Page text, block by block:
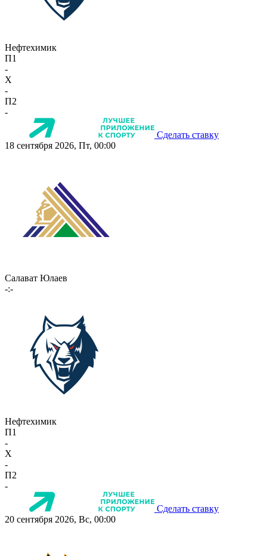
Нефтехимик
П1
-
X
-
П2
-
Сделать ставку
18 сентября 2026, Пт, 00:00
Салават Юлаев
-:-
Нефтехимик
П1
-
X
-
П2
-
Сделать ставку
20 сентября 2026, Вс, 00:00